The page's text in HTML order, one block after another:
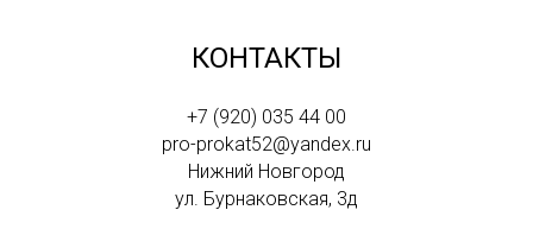
КОНТАКТЫ
+7 (920) 035 44 00
pro-prokat52@yandex.ru
Нижний Новгород
ул. Бурнаковская, 3д